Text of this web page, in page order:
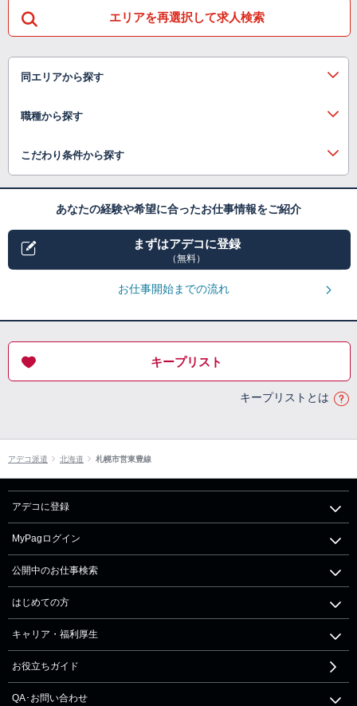
エリアを再選択して求人検索
同エリアから探す
職種から探す
こだわり条件から探す
あなたの経験や希望に合ったお仕事情報をご紹介
まずはアデコに登録
（無料）
お仕事開始までの流れ
キープリスト
キープリストとは
アデコ派遣 北海道 札幌市営東豊線
アデコに登録
MyPagログイン
公開中のお仕事検索
はじめての方
キャリア・福利厚生
お役立ちガイド
QA･お問い合わせ